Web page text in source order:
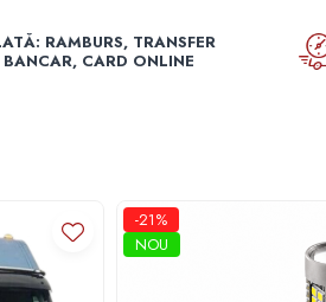
RAMBURS, TRANSFER
BANCAR, CARD ONLINE
-21%
NOU